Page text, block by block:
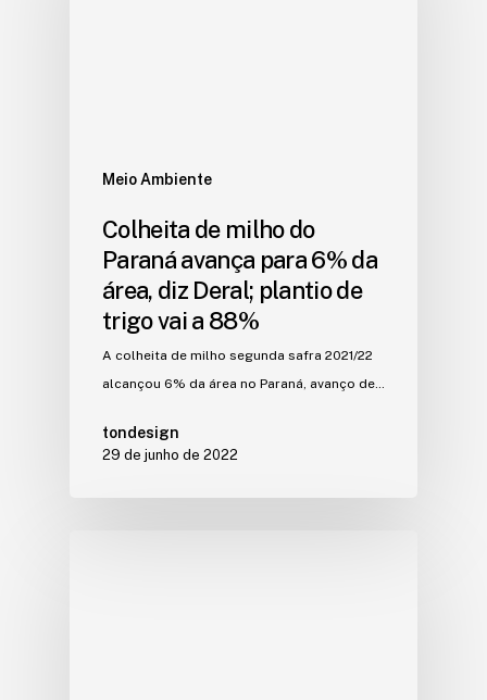
Meio Ambiente
Colheita de milho do
Paraná avança para 6% da
área, diz Deral; plantio de
trigo vai a 88%
A colheita de milho segunda safra 2021/22
alcançou 6% da área no Paraná, avanço de…
tondesign
29 de junho de 2022